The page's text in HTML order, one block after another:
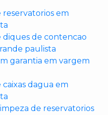
em
diques de contencao
paulista
garantia em vargem
dagua em
de reservatorios